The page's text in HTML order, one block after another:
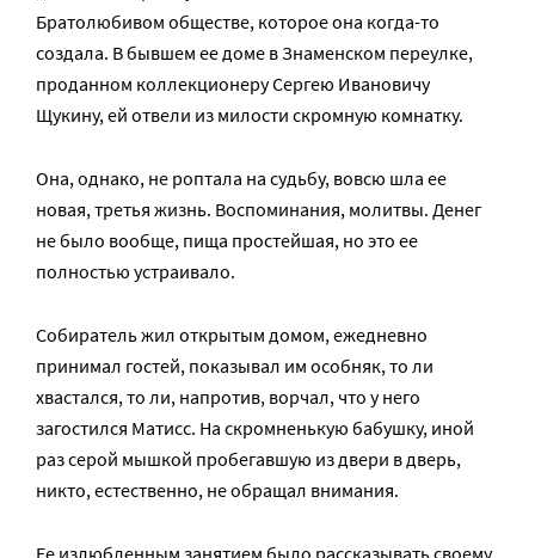
Братолюбивом обществе, которое она когда-то
создала. В бывшем ее доме в Знаменском переулке,
проданном коллекционеру Сергею Ивановичу
Щукину, ей отвели из милости скромную комнатку.
Она, однако, не роптала на судьбу, вовсю шла ее
новая, третья жизнь. Воспоминания, молитвы. Денег
не было вообще, пища простейшая, но это ее
полностью устраивало.
Собиратель жил открытым домом, ежедневно
принимал гостей, показывал им особняк, то ли
хвастался, то ли, напротив, ворчал, что у него
загостился Матисс. На скромненькую бабушку, иной
раз серой мышкой пробегавшую из двери в дверь,
никто, естественно, не обращал внимания.
Ее излюбленным занятием было рассказывать своему